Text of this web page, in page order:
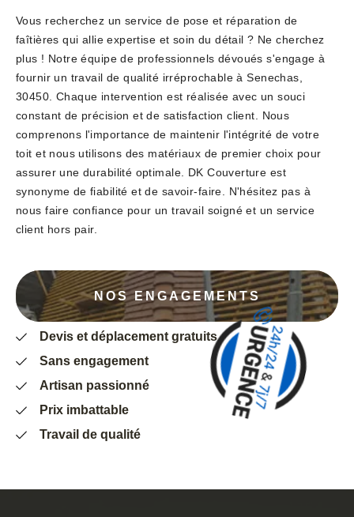
Vous recherchez un service de pose et réparation de
faîtières qui allie expertise et soin du détail ? Ne cherchez
plus ! Notre équipe de professionnels dévoués s'engage à
fournir un travail de qualité irréprochable à Senechas,
30450. Chaque intervention est réalisée avec un souci
constant de précision et de satisfaction client. Nous
comprenons l'importance de maintenir l'intégrité de votre
toit et nous utilisons des matériaux de premier choix pour
assurer une durabilité optimale. DK Couverture est
synonyme de fiabilité et de savoir-faire. N'hésitez pas à
nous faire confiance pour un travail soigné et un service
client hors pair.
NOS ENGAGEMENTS
Devis et déplacement gratuits
Sans engagement
Artisan passionné
Prix imbattable
Travail de qualité